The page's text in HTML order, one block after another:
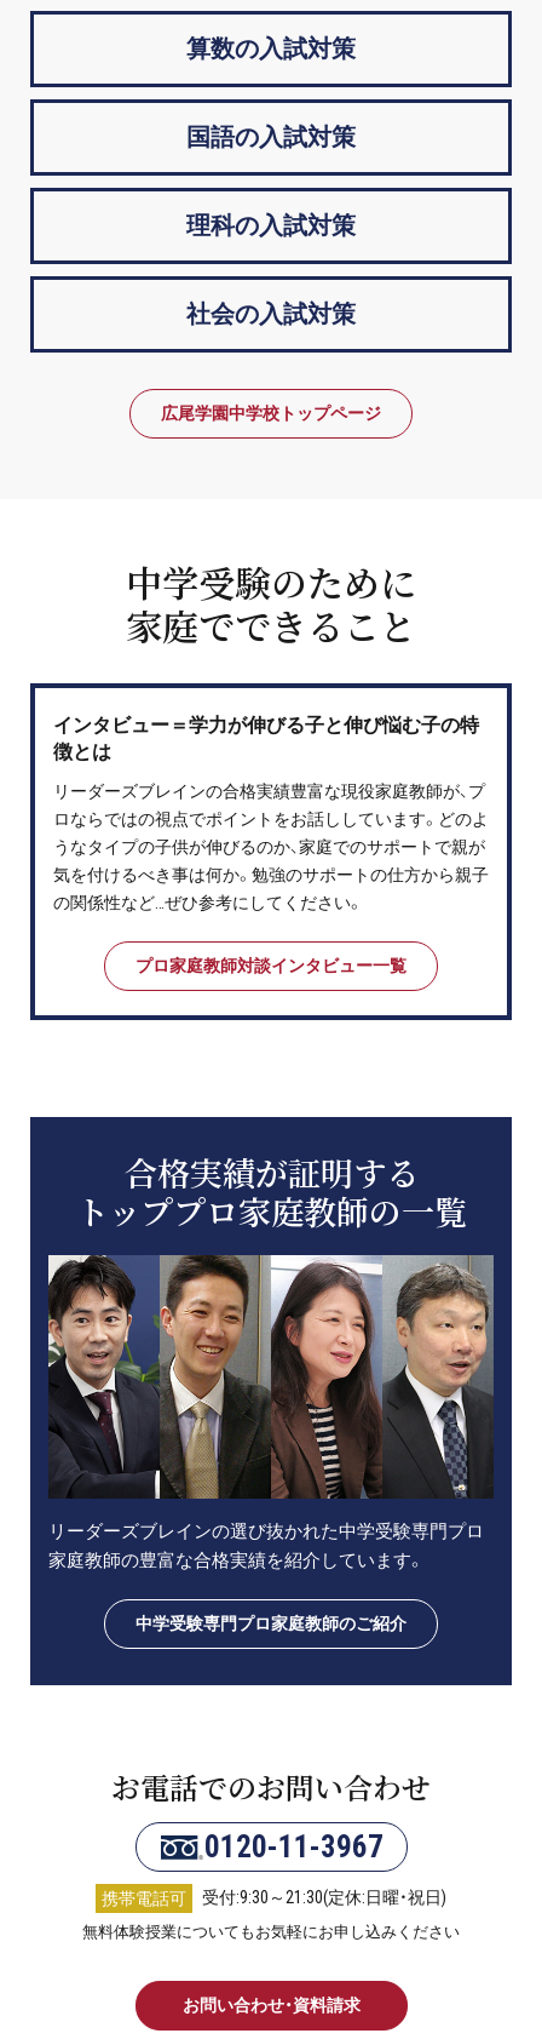
算数の入試対策
国語の入試対策
理科の入試対策
社会の入試対策
広尾学園中学校トップページ
中学受験のために
家庭でできること
インタビュー＝学力が伸びる子と伸び悩む子の特
徴とは
リーダーズブレインの合格実績豊富な現役家庭教師が、プ
ロならではの視点でポイントをお話ししています。どのよ
うなタイプの子供が伸びるのか、家庭でのサポートで親が
気を付けるべき事は何か。勉強のサポートの仕方から親子
の関係性など…ぜひ参考にしてください。
プロ家庭教師対談インタビュー一覧
合格実績が証明する
トッププロ家庭教師の一覧
リーダーズブレインの選び抜かれた中学受験専門プロ
家庭教師の豊富な合格実績を紹介しています。
中学受験専門プロ家庭教師のご紹介
お電話でのお問い合わせ
0120-11-3967
携帯電話可 受付:9:30～21:30(定休:日曜・祝日)
無料体験授業についてもお気軽にお申し込みください
お問い合わせ・資料請求